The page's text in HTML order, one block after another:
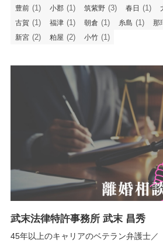
豊前 (1) 小郡 (1) 筑紫野 (3) 春日 (1)
古賀 (1) 福津 (1) 朝倉 (1) 糸島 (1) 那
新宮 (2) 粕屋 (2) 小竹 (1)
武末法律特許事務所 武末 昌秀
45年以上のキャリアのベテラン弁護士／